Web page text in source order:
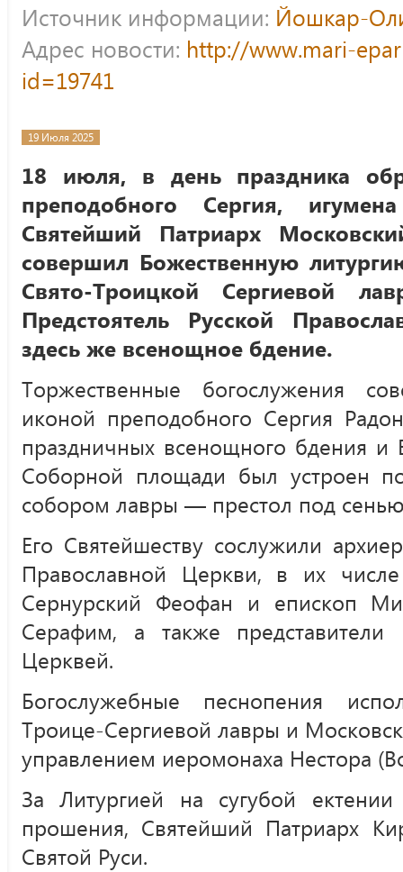
Источник информации: Йошкар-
Адрес новости: http://www.mari-
id=19741
19 Июля 2025
18 июля, в день праздника
преподобного Сергия,
Святейший Патриарх
совершил Божественную
Свято-Троицкой Сергиевой
Предстоятель Русской
здесь же всенощное бдение.
Торжественные богослужения
иконой преподобного Сергия
праздничных всенощного бдения и
Соборной площади был устроен
собором лавры — престол под
Его Святейшеству сослужили
Православной Церкви, в их
Сернурский Феофан и епископ
Серафим, а также представители
Церквей.
Богослужебные песнопения
Троице-Сергиевой лавры и
управлением иеромонаха Нестора
За Литургией на сугубой
прошения, Святейший Патриарх
Святой Руси.